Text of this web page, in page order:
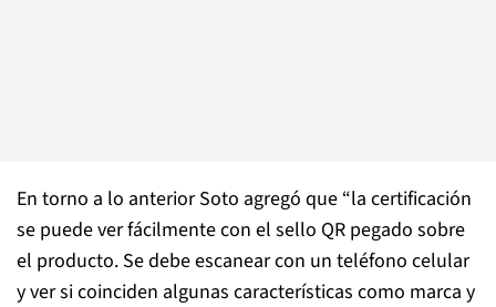
En torno a lo anterior Soto agregó que “la certificación
se puede ver fácilmente con el sello QR pegado sobre
el producto. Se debe escanear con un teléfono celular
y ver si coinciden algunas características como marca y